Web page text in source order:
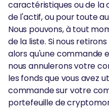
caractéristiques ou de
de l'actif, ou pour toute
Nous pouvons, à tout
de la liste. Si nous
alors qu'une commande
nous annulerons votre
les fonds que vous avez
commande sur votre
portefeuille de